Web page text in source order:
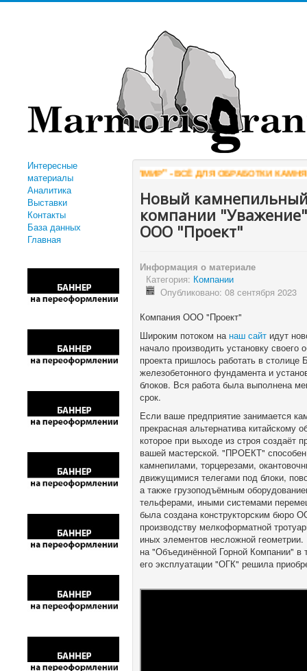
Интересные
материалы
Аналитика
Выставки
Контакты
База данных
Главная
"КОМПАНИЯ АЛМИР" - ВСЁ ДЛЯ ОБРАБОТКИ КАМНЯ
Новый
компании
ООО "Проект"
Информация о материале
Категория: Компании
Опубликовано: 08 сентября 2023
Компания ООО "Проект"
Широким потоком на наш сайт идут
начало производить установку
проекта пришлось работать в
железобетонного фундамента и
блоков. Вся работа была выполнена
срок.
Если ваше предприятие занимается
прекрасная альтернатива китайскому
которое при выходе из строя создаёт
вашей мастерской. "ПРОЕКТ"
камнепилами, торцерезами,
движущимися телегами под блоки,
а также грузоподъёмным
тельферами, иными системами
была создана конструкторским бюро
производству мелкоформатной
иных элементов несложной
на "Объединённой Горной Компании" в
его эксплуатации "ОГК" решила